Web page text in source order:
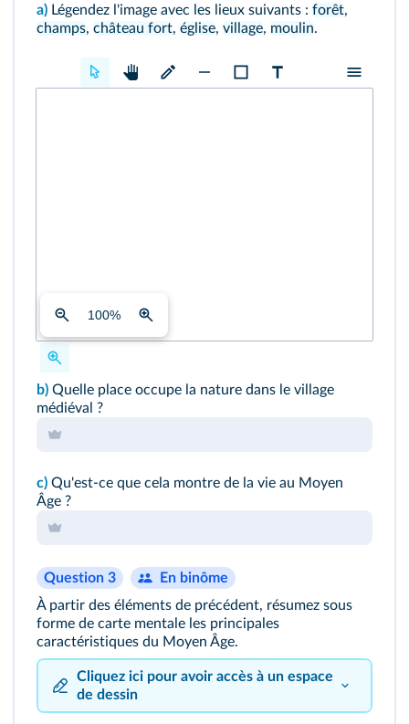
a) Légendez l'image avec les lieux suivants : forêt,
champs, château fort, église, village, moulin.
100%
b) Quelle place occupe la nature dans le village
médiéval ?
c) Qu'est-ce que cela montre de la vie au Moyen
Âge ?
Question 3
En binôme
À partir des éléments de précédent, résumez sous
forme de carte mentale les principales
caractéristiques du Moyen Âge.
Cliquez ici pour avoir accès à un espace
de dessin